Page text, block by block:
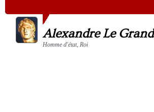
Alexandre Le Grand
Homme d'état, Roi